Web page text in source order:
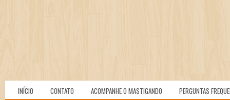
INÍCIO CONTATO ACOMPANHE O MASTIGANDO PERGUNTAS